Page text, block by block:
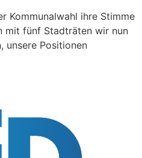
Kommunalwahl ihre Stimme
mit fünf Stadträten wir nun
unsere Positionen